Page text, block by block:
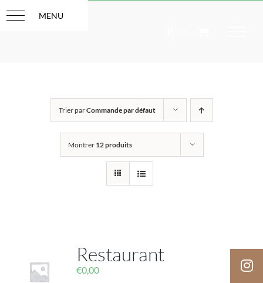
au
Trier parCommande par défaut
Montrer 12 produits
Restaurant
€0,00